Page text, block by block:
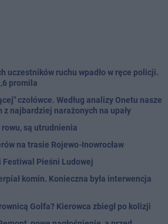
uczestników ruchu wpadło w ręce policji.
promila
czołówce. Według analizy Onetu nasze
najbardziej narażonych na upały
rowu, są utrudnienia
na trasie Rojewo-Inowrocław
Festiwal Pieśni Ludowej
komin. Konieczna była interwencja
Golfa? Kierowca zbiegł po kolizji